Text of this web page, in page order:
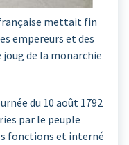
française mettait fin
empereurs et des
de la monarchie
du 10 août 1792
par le peuple
fonctions et interné